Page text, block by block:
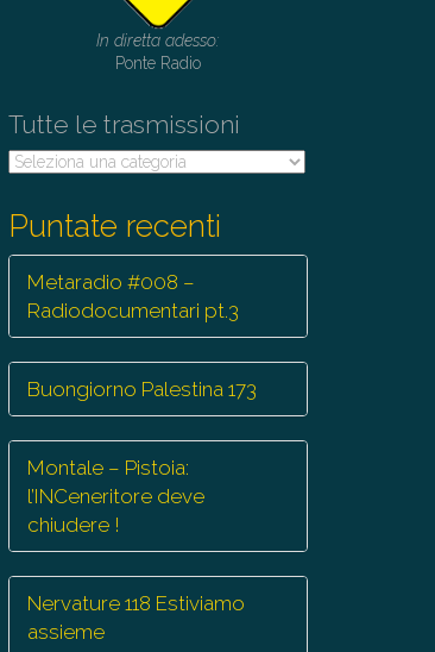
In diretta adesso:
Ponte Radio
Tutte le trasmissioni
Tutte
Puntate recenti
Metaradio #008 –
Radiodocumentari pt.3
Buongiorno Palestina 173
Montale – Pistoia:
l’INCeneritore deve
chiudere !
Nervature 118 Estiviamo
assieme